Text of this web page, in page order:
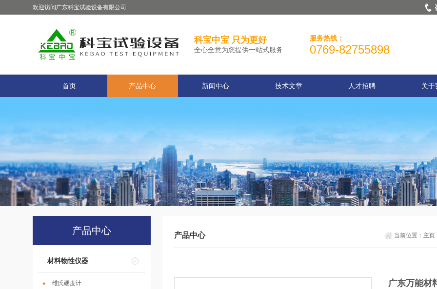
欢迎访问广东科宝试验设备有限公司
科宝中宝 只为更好
全心全意为您提供一站式服务
服务热线：
0769-82755898
首页 产品中心 新闻中心 技术文章 人才招聘 关于
产品中心
材料物性仪器
维氏硬度计
产品中心 当前位置： 主页
广东万能材